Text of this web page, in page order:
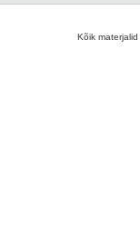
Kõik